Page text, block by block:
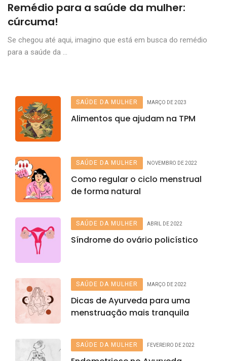
Remédio para a saúde da mulher:
cúrcuma!
Se chegou até aqui, imagino que está em busca do remédio
para a saúde da ...
SAÚDE DA MULHER MARÇO DE 2023
Alimentos que ajudam na TPM
SAÚDE DA MULHER NOVEMBRO DE 2022
Como regular o ciclo menstrual
de forma natural
SAÚDE DA MULHER ABRIL DE 2022
Síndrome do ovário policístico
SAÚDE DA MULHER MARÇO DE 2022
Dicas de Ayurveda para uma
menstruação mais tranquila
SAÚDE DA MULHER FEVEREIRO DE 2022